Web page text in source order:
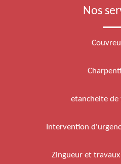
Nos
etancheite
Intervention
Zingueur et